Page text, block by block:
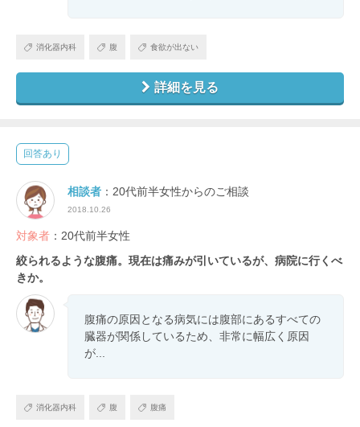
消化器内科 腹 食欲が出ない
詳細を見る
回答あり
相談者 ：20代前半女性からのご相談
2018.10.26
対象者 ：20代前半女性
絞られるような腹痛。現在は痛みが引いているが、病院に行くべ
きか。
腹痛の原因となる病気には腹部にあるすべての
臓器が関係しているため、非常に幅広く原因
が...
消化器内科 腹 腹痛